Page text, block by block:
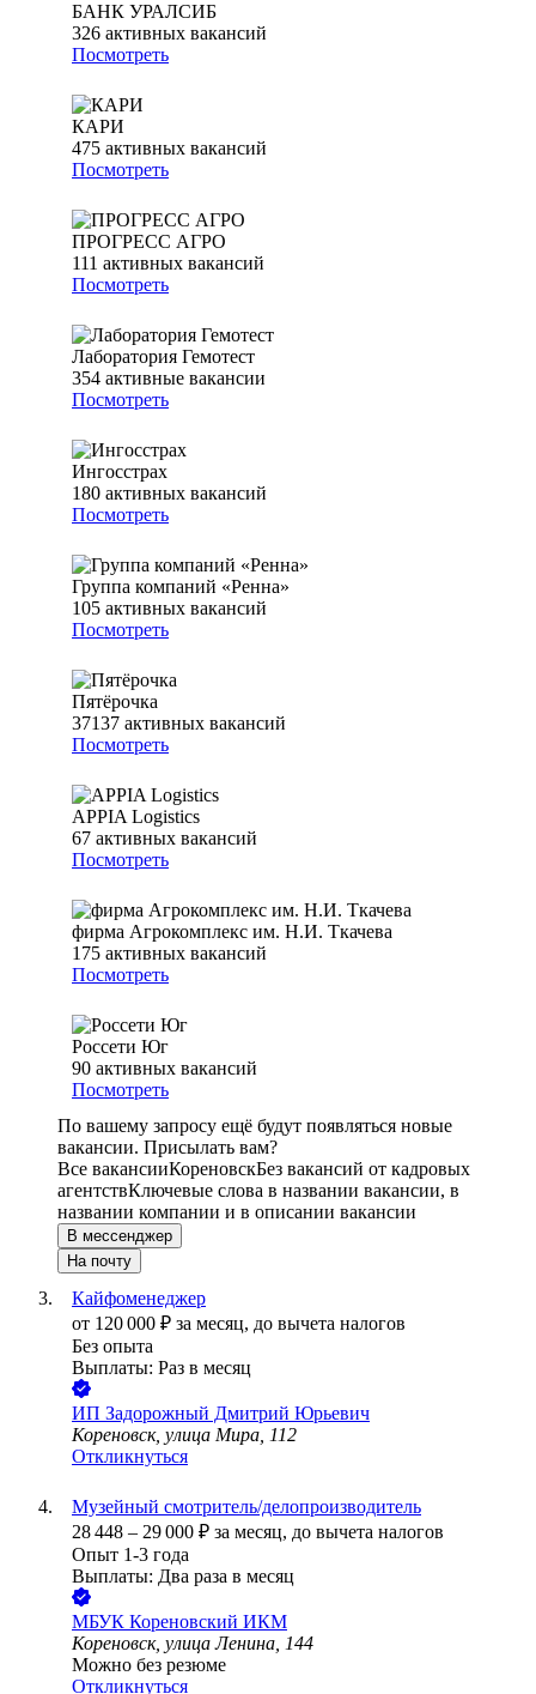
БАНК УРАЛСИБ
326 активных вакансий
Посмотреть
КАРИ
475 активных вакансий
Посмотреть
ПРОГРЕСС АГРО
111 активных вакансий
Посмотреть
Лаборатория Гемотест
354 активные вакансии
Посмотреть
Ингосстрах
180 активных вакансий
Посмотреть
Группа компаний «Ренна»
105 активных вакансий
Посмотреть
Пятёрочка
37137 активных вакансий
Посмотреть
APPIA Logistics
67 активных вакансий
Посмотреть
фирма Агрокомплекс им. Н.И. Ткачева
175 активных вакансий
Посмотреть
Россети Юг
90 активных вакансий
Посмотреть
По вашему запросу ещё будут появляться новые
вакансии. Присылать вам?
Все вакансииКореновскБез вакансий от кадровых
агентствКлючевые слова в названии вакансии, в
названии компании и в описании вакансии
В мессенджер
На почту
Кайфоменеджер
от 120 000 ₽ за месяц, до вычета налогов
Без опыта
Выплаты: Раз в месяц
ИП Задорожный Дмитрий Юрьевич
Кореновск, улица Мира, 112
Откликнуться
Музейный смотритель/делопроизводитель
28 448 – 29 000 ₽ за месяц, до вычета налогов
Опыт 1-3 года
Выплаты: Два раза в месяц
МБУК Кореновский ИКМ
Кореновск, улица Ленина, 144
Можно без резюме
Откликнуться